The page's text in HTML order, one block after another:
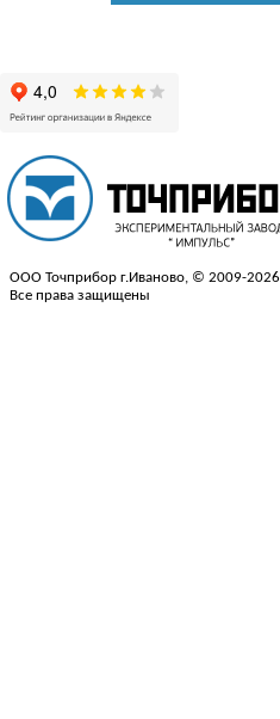
ООО Точприбор г.Иваново, © 2009-2026
Все права защищены